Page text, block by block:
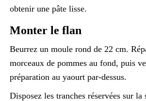
obtenir une pâte lisse.
Monter le flan
Beurrez un moule rond de 22 cm.
morceaux de pommes au fond, puis
préparation au yaourt par-dessus.
Disposez les tranches réservées sur la